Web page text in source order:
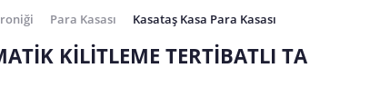
Para Kasası Kasataş Kasa Para Kasası
KİLİTLEME TERTİBATLI TA